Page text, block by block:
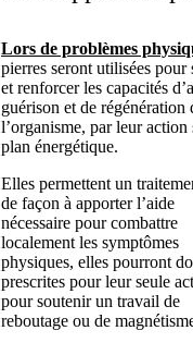
Lors de problèmes
pierres seront utilisées pour
et renforcer les capacités
guérison et de régénération
l’organisme, par leur action
plan énergétique.
Elles permettent un
de façon à apporter l’aide
nécessaire pour combattre
localement les symptômes
physiques, elles pourront
prescrites pour leur seule
pour soutenir un travail de
reboutage ou de